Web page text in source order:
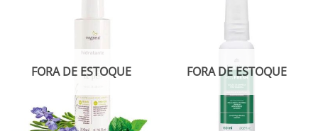
FORA DE ESTOQUE FORA DE ESTOQUE